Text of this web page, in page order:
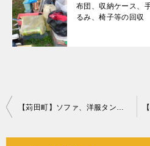
布団、収納ケース、
るみ、椅子等の回収
投
【苅田町】ソファ、洋服タンスの回収・処分 お客様の声